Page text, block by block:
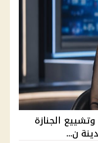
الجنازة
ن...